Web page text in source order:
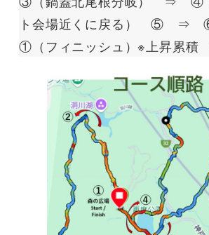
ト会場近くに戻る） ⑤
①（フィニッシュ）※上昇累